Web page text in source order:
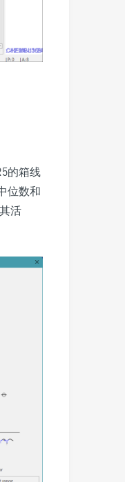
的箱线
位数和
活